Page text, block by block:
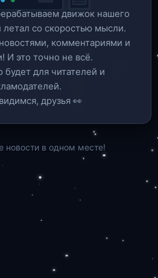
движок нашего
летал со скоростью мысли.
комментариями и
И это точно не всё.
будет для читателей и
друзья 👀
новости в одном месте!